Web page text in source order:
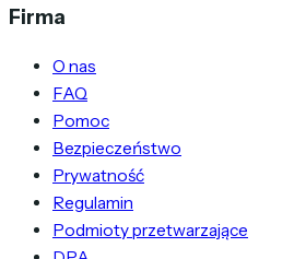
Firma
O nas
FAQ
Pomoc
Bezpieczeństwo
Prywatność
Regulamin
Podmioty przetwarzające